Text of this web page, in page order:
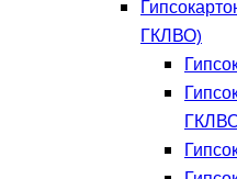
ГКЛВО)